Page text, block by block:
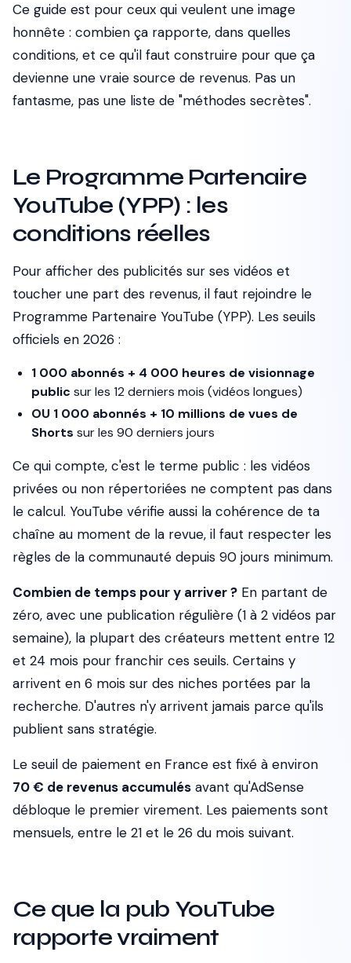
Ce guide est pour ceux qui veulent une image
honnête : combien ça rapporte, dans quelles
conditions, et ce qu'il faut construire pour que ça
devienne une vraie source de revenus. Pas un
fantasme, pas une liste de "méthodes secrètes".
Le Programme Partenaire
YouTube (YPP) : les
conditions réelles
Pour afficher des publicités sur ses vidéos et
toucher une part des revenus, il faut rejoindre le
Programme Partenaire YouTube (YPP). Les seuils
officiels en 2026 :
1 000 abonnés + 4 000 heures de visionnage
public sur les 12 derniers mois (vidéos longues)
OU 1 000 abonnés + 10 millions de vues de
Shorts sur les 90 derniers jours
Ce qui compte, c'est le terme public : les vidéos
privées ou non répertoriées ne comptent pas dans
le calcul. YouTube vérifie aussi la cohérence de ta
chaîne au moment de la revue, il faut respecter les
règles de la communauté depuis 90 jours minimum.
Combien de temps pour y arriver ? En partant de
zéro, avec une publication régulière (1 à 2 vidéos par
semaine), la plupart des créateurs mettent entre 12
et 24 mois pour franchir ces seuils. Certains y
arrivent en 6 mois sur des niches portées par la
recherche. D'autres n'y arrivent jamais parce qu'ils
publient sans stratégie.
Le seuil de paiement en France est fixé à environ
70 € de revenus accumulés avant qu'AdSense
débloque le premier virement. Les paiements sont
mensuels, entre le 21 et le 26 du mois suivant.
Ce que la pub YouTube
rapporte vraiment